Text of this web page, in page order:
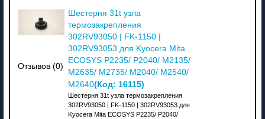
Отзывов (0)
Шестерня 31t узла
термозакрепления
302RV93050 | FK-1150 |
302RV93053 для Kyocera Mita
ECOSYS P2235/ P2040/ M2135/
M2635/ M2735/ M2040/ M2540/
M2640(Код: 16115)
Шестерня 31t узла термозакрепления
302RV93050 | FK-1150 | 302RV93053 для
Kyocera Mita ECOSYS P2235/ P2040/